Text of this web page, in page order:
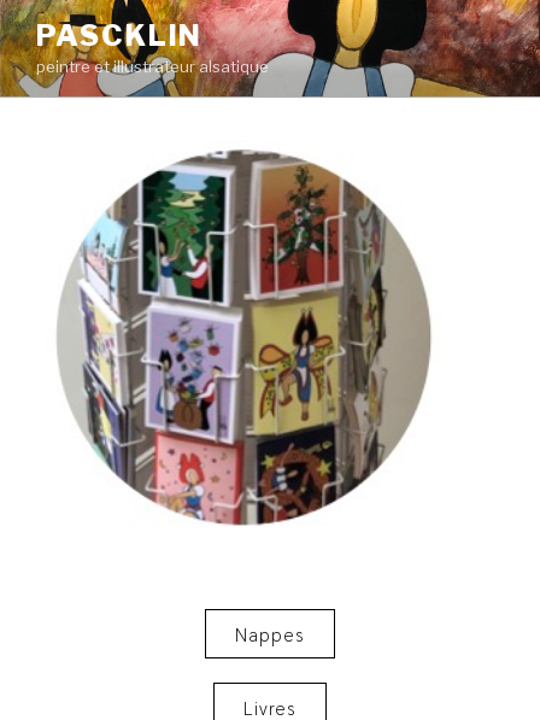
PASCKLIN
peintre et illustrateur alsatique
Nappes
Livres